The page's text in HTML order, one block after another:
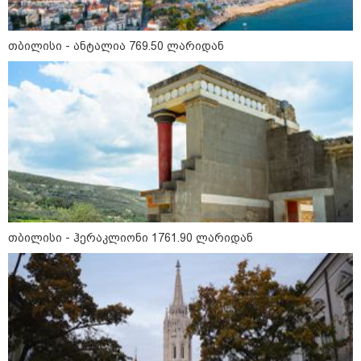
- რუსს, ყაზახს, უკრაინელს,
შვეიცარიელს, იტალიელს,
ამერიკელს, შეუძლია
ჩამოვიდეს, დახარჯოს ფული...
არავინ შეზღუდული არაა" -
კალაძე
10:45 / 07-08-2026
"აშშ კვლავაც ღრმად
შეშფოთებულია რუსეთის მიერ
საქართველოს ტერიტორიის
განგრძობადი ოკუპაციით" -
აშშ-ის საელჩო
კატეგორიის ყველა სიახლე
მკითხველის რჩევით
თბილისი - ანტალია 769.50 ლარიდან
თბილისი - ჰერაკლიონი 1761.90 ლარიდან